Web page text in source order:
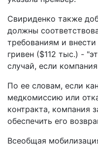
Свириденко также
должны
требованиям и
гривен ($112 тыс.) -
случай, если
По ее словам, если
медкомиссию или
контракта, компания
обеспечить его
Всеобщая